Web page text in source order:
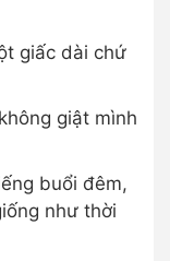
giấc dài chứ
giật mình
buổi đêm,
như thời